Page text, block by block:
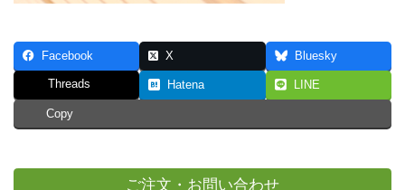
Facebook X Bluesky
Threads Hatena LINE
Copy
ご注文・お問い合わせ